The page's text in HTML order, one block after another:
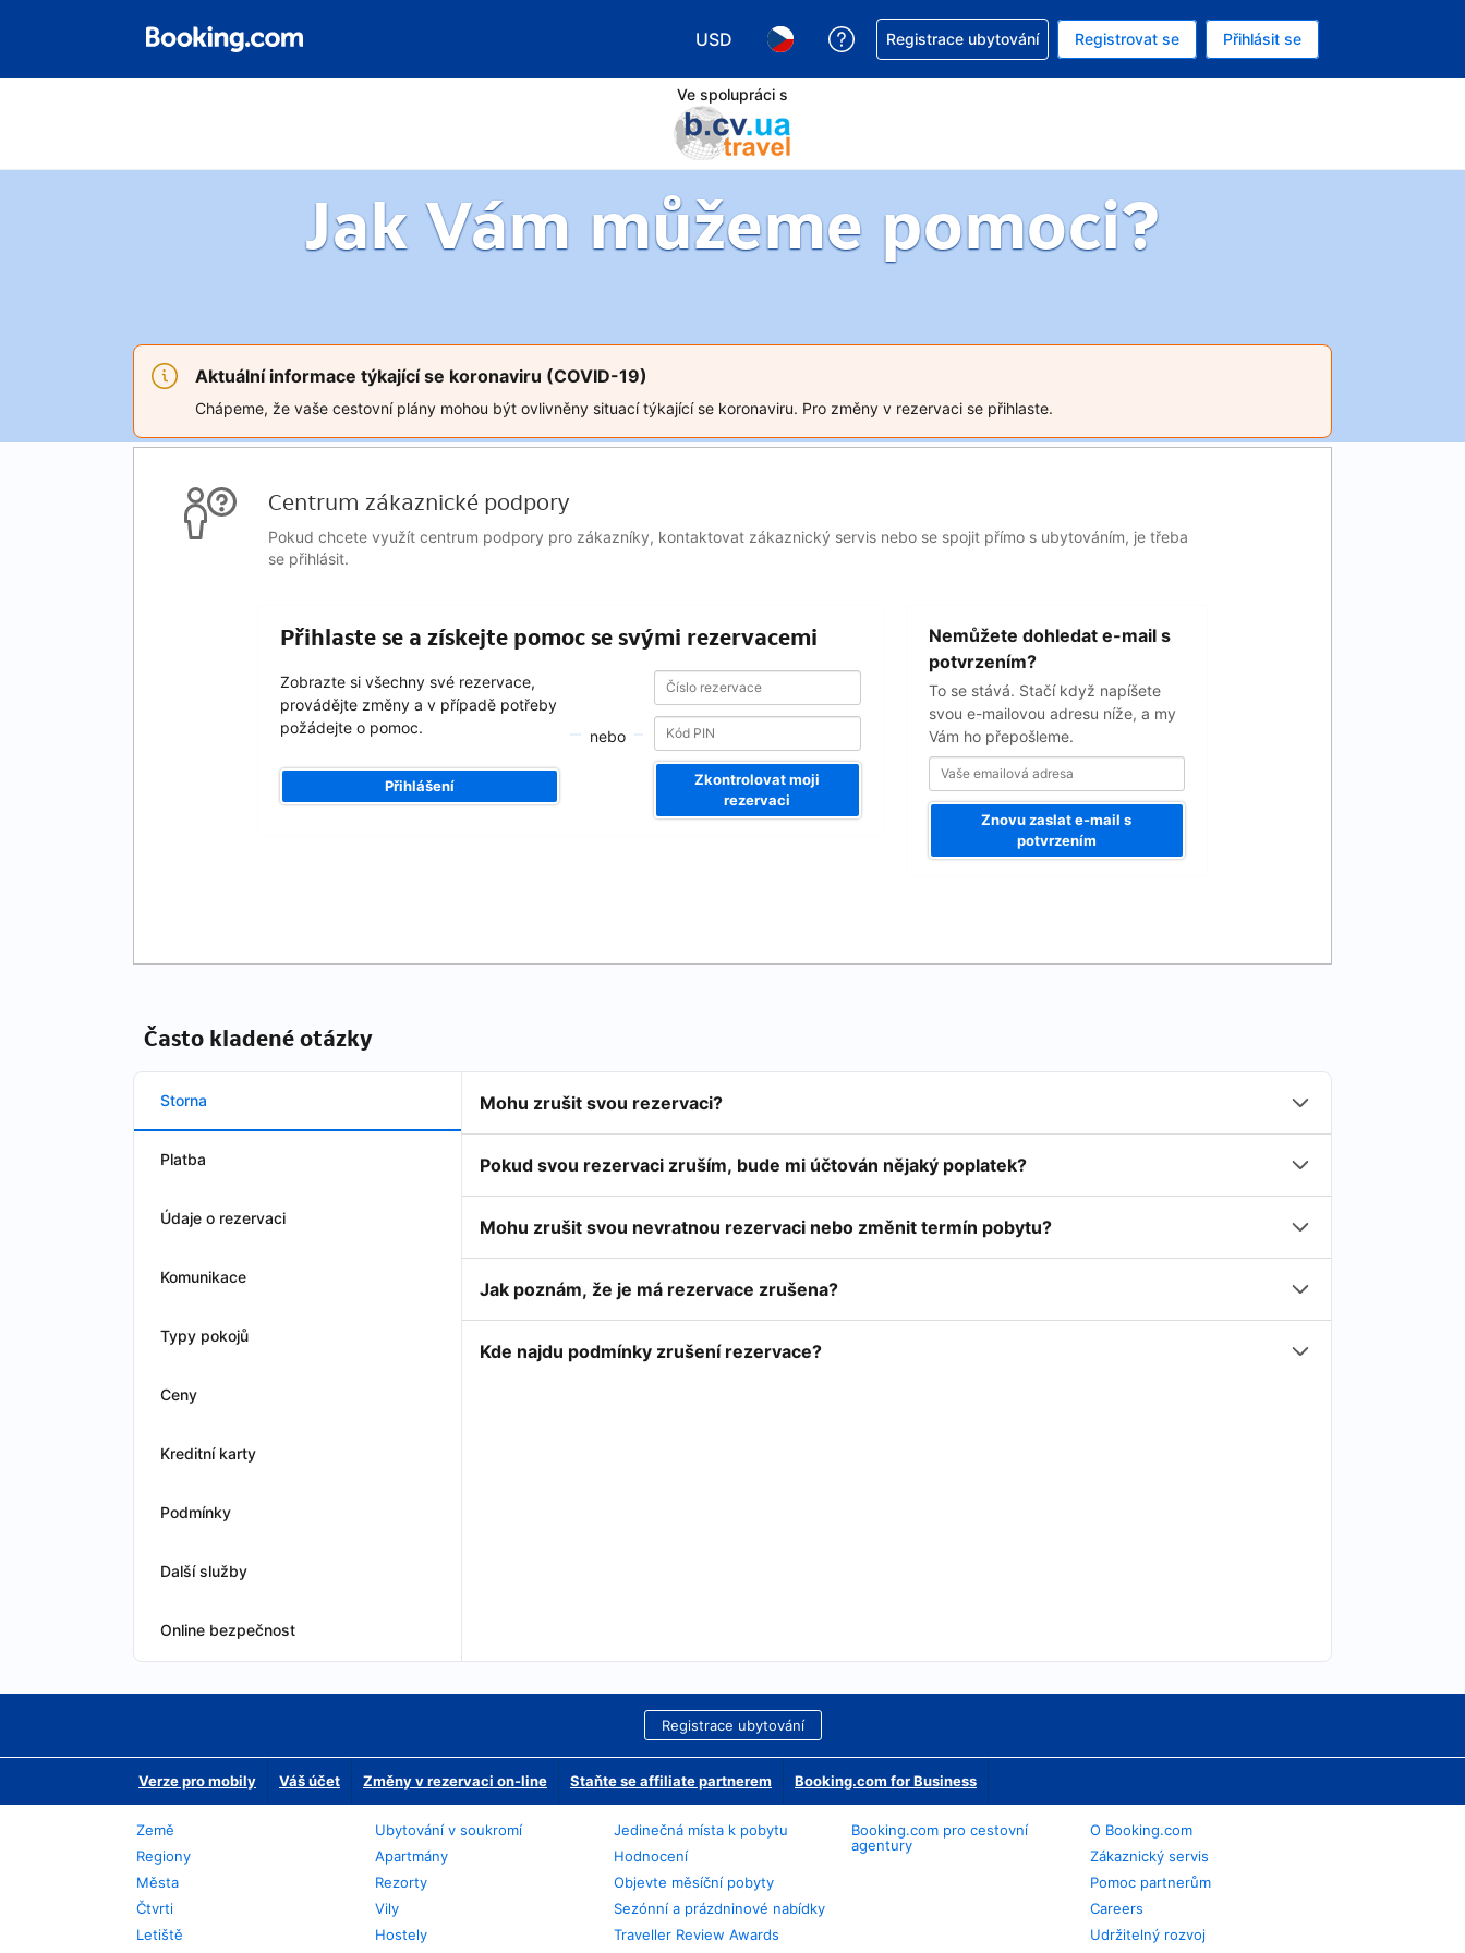
USD
Vyberte si měnu. Aktuálně zvolená měna: Americký dolar
Vyberte si jazyk. Aktuálně zvolený jazyk: V češtině
Asistence s rezervací
Registrace ubytování Registrovat se Přihlásit se
Ve spolupráci s
Jak Vám můžeme pomoci?
Aktuální informace týkající se koronaviru (COVID-19)
Chápeme, že vaše cestovní plány mohou být ovlivněny situací týkající se koronaviru. Pro změny v rezervaci se přihlaste.
Centrum zákaznické podpory
Pokud chcete využít centrum podpory pro zákazníky, kontaktovat zákaznický servis nebo se spojit přímo s ubytováním, je třeba
se přihlásit.
Přihlaste se a získejte pomoc se svými rezervacemi
Zobrazte si všechny své rezervace,
provádějte změny a v případě potřeby
požádejte o pomoc.
Přihlášení
nebo
Číslo
rezervace
Číslo
rezervace
Zkontrolovat moji
rezervaci
Nemůžete dohledat e-mail s
potvrzením?
To se stává. Stačí když napíšete
svou e-mailovou adresu níže, a my
Vám ho přepošleme.
emailová
adresa
Znovu zaslat e-mail s
potvrzením
Často kladené otázky
Storna
Platba
Údaje o rezervaci
Komunikace
Typy pokojů
Ceny
Kreditní karty
Podmínky
Další služby
Online bezpečnost
Mohu zrušit svou rezervaci?
Pokud svou rezervaci zruším, bude mi účtován nějaký poplatek?
Mohu zrušit svou nevratnou rezervaci nebo změnit termín pobytu?
Jak poznám, že je má rezervace zrušena?
Kde najdu podmínky zrušení rezervace?
Registrace ubytování
Verze pro mobily Váš účet Změny v rezervaci on-line Staňte se affiliate partnerem Booking.com for Business
Země
Regiony
Města
Čtvrti
Letiště
Ubytování v soukromí
Apartmány
Rezorty
Vily
Hostely
Jedinečná místa k pobytu
Hodnocení
Objevte měsíční pobyty
Sezónní a prázdninové nabídky
Traveller Review Awards
Booking.com pro cestovní
agentury
O Booking.com
Zákaznický servis
Pomoc partnerům
Careers
Udržitelný rozvoj